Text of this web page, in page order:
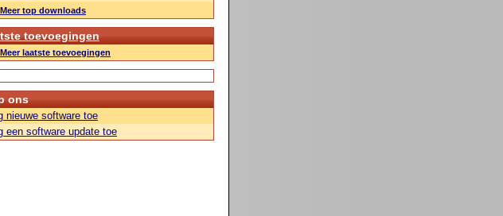
Meer top downloads
toevoegingen
Meer laatste toevoegingen
ons
nieuwe software toe
een software update toe